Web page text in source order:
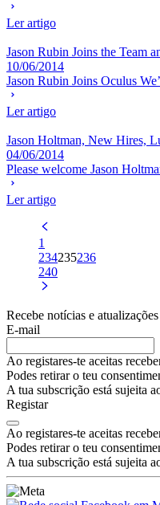
Ler artigo
Jason Rubin Joins the Team
10/06/2014
Jason Rubin Joins Oculus
Ler artigo
Jason Holtman, New Hires,
04/06/2014
Please welcome Jason
Ler artigo
1
234235236
240
Recebe notícias e
E-mail
Ao registares-te aceitas
Podes retirar o teu
A tua subscrição está sujeita
Registar
Ao registares-te aceitas
Podes retirar o teu
A tua subscrição está sujeita